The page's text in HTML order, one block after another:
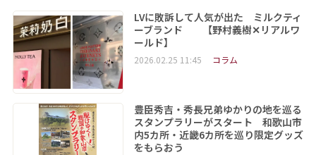
LVに敗訴して人気が出た ミルクティ
ーブランド 【野村義樹✕リアルワ
ールド】
2026.02.25 11:45 コラム
豊臣秀吉・秀長兄弟ゆかりの地を巡る
スタンプラリーがスタート 和歌山市
内5カ所・近畿6カ所を巡り限定グッズ
をもらおう